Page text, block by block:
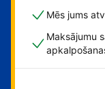
Mēs jums
Maksājumu